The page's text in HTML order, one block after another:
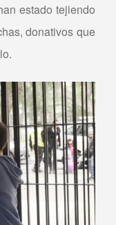
estado tejiendo
donativos que